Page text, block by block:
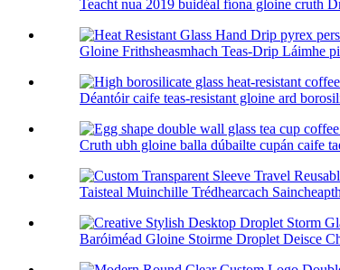
Teacht nua 2019 buidéal fíona gloine cruth
Gloine Frithsheasmhach Teas-Drip Láimhe
Déantóir caife teas-resistant gloine ard
Cruth ubh gloine balla dúbailte cupán caife
Taisteal Muinchille Trédhearcach
Baróiméad Gloine Stoirme Droplet Deisce